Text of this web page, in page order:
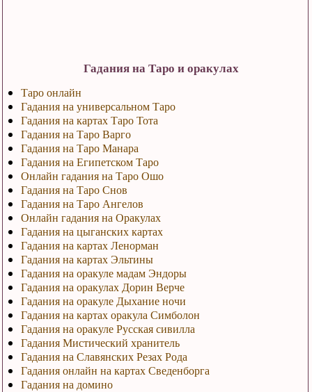
Гадания на Таро и оракулах
Таро онлайн
Гадания на универсальном Таро
Гадания на картах Таро Тота
Гадания на Таро Варго
Гадания на Таро Манара
Гадания на Египетском Таро
Онлайн гадания на Таро Ошо
Гадания на Таро Снов
Гадания на Таро Ангелов
Онлайн гадания на Оракулах
Гадания на цыганских картах
Гадания на картах Ленорман
Гадания на картах Эльтины
Гадания на оракуле мадам Эндоры
Гадания на оракулах Дорин Верче
Гадания на оракуле Дыхание ночи
Гадания на картах оракула Симболон
Гадания на оракуле Русская сивилла
Гадания Мистический хранитель
Гадания на Славянских Резах Рода
Гадания онлайн на картах Сведенборга
Гадания на домино